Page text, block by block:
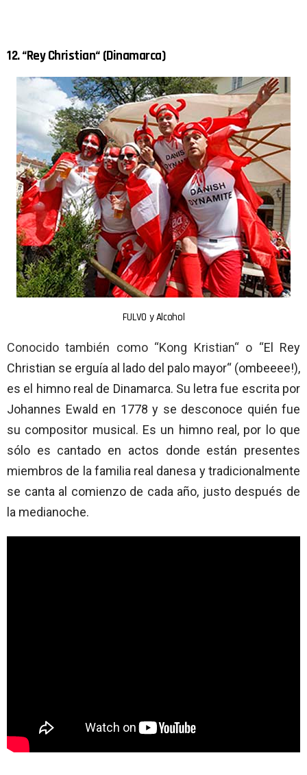
12. “Rey Christian“ (Dinamarca)
FULVO y Alcohol
Conocido también como “Kong Kristian“ o “El Rey
Christian se erguía al lado del palo mayor“ (ombeeee!),
es el himno real de Dinamarca. Su letra fue escrita por
Johannes Ewald en 1778 y se desconoce quién fue
su compositor musical. Es un himno real, por lo que
sólo es cantado en actos donde están presentes
miembros de la familia real danesa y tradicionalmente
se canta al comienzo de cada año, justo después de
la medianoche.